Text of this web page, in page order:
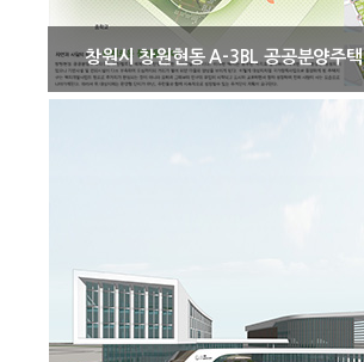
창원시 창원현동 A-3BL 공공분양주택